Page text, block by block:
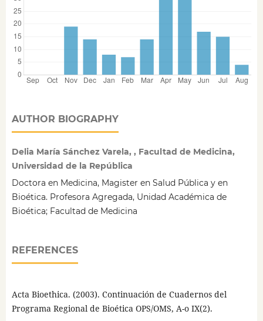
AUTHOR BIOGRAPHY
Delia María Sánchez Varela, , Facultad de Medicina,
Universidad de la República
Doctora en Medicina, Magister en Salud Pública y en
Bioética. Profesora Agregada, Unidad Académica de
Bioética; Facultad de Medicina
REFERENCES
Acta Bioethica. (2003). Continuación de Cuadernos del
Programa Regional de Bioética OPS/OMS, A-o IX(2).